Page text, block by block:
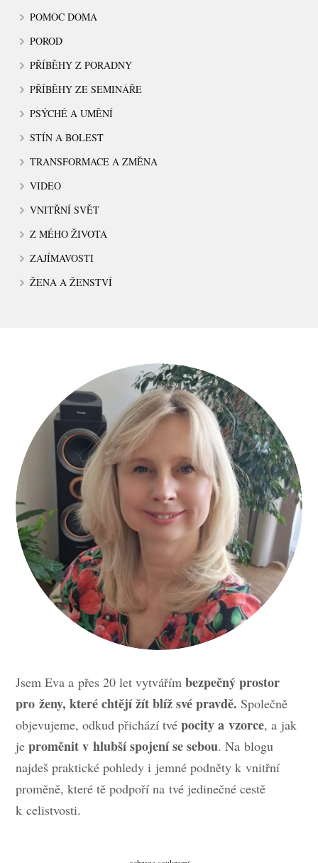
POMOC DOMA
POROD
PŘÍBĚHY Z PORADNY
PŘÍBĚHY ZE SEMINÁŘE
PSÝCHÉ A UMĚNÍ
STÍN A BOLEST
TRANSFORMACE A ZMĚNA
VIDEO
VNITŘNÍ SVĚT
Z MÉHO ŽIVOTA
ZAJÍMAVOSTI
ŽENA A ŽENSTVÍ
Jsem Eva a přes 20 let vytvářímbezpečný prostor
pro ženy, které chtějí žít blíž své pravdě. Společně
objevujeme, odkud přichází tvépocity a vzorce, a jak
jeproměnit v hlubší spojení se sebou. Na blogu
najdeš praktické pohledy i jemné podněty k vnitřní
proměně, které tě podpoří na tvé jedinečné cestě
k celistvosti.